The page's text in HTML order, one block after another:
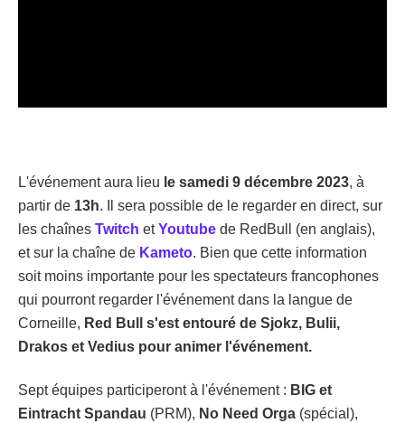
L'événement aura lieu le samedi 9 décembre 2023, à
partir de 13h. Il sera possible de le regarder en direct, sur
les chaînes Twitch etYoutube de RedBull (en anglais),
et sur la chaîne de Kameto. Bien que cette information
soit moins importante pour les spectateurs francophones
qui pourront regarder l'événement dans la langue de
Corneille, Red Bull s'est entouré de Sjokz, Bulii,
Drakos et Vedius pour animer l'événement.
Sept équipes participeront à l'événement : BIG et
Eintracht Spandau (PRM), No Need Orga (spécial),